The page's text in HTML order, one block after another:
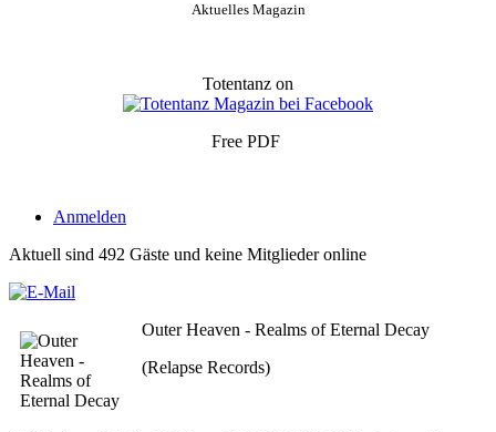
Aktuelles Magazin
Totentanz on
Free PDF
Anmelden
Aktuell sind 492 Gäste und keine Mitglieder online
Outer Heaven - Realms of Eternal Decay
(Relapse Records)